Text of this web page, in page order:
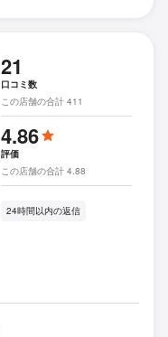
21
口コミ数
この店舗の合計 411
4.86
評価
この店舗の合計 4.88
24時間以内の返信